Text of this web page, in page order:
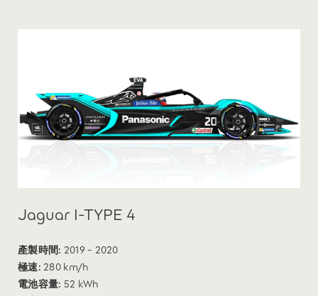
Jaguar I-TYPE 4
產製時間: 2019 - 2020
極速: 280 km/h
電池容量: 52 kWh